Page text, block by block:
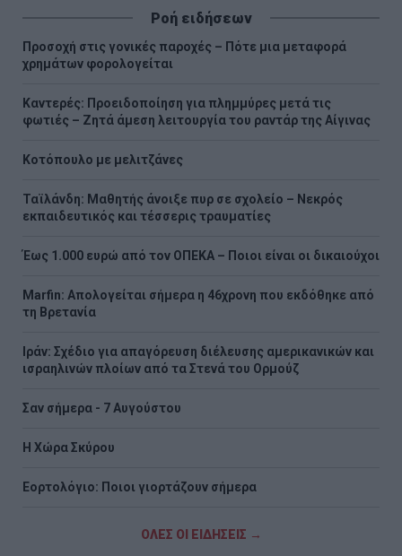
Ροή ειδήσεων
Προσοχή στις γονικές παροχές – Πότε μια μεταφορά
χρημάτων φορολογείται
Καντερές: Προειδοποίηση για πλημμύρες μετά τις
φωτιές – Ζητά άμεση λειτουργία του ραντάρ της Αίγινας
Κοτόπουλο με μελιτζάνες
Ταϊλάνδη: Μαθητής άνοιξε πυρ σε σχολείο – Νεκρός
εκπαιδευτικός και τέσσερις τραυματίες
Έως 1.000 ευρώ από τον ΟΠΕΚΑ – Ποιοι είναι οι δικαιούχοι
Marfin: Απολογείται σήμερα η 46χρονη που εκδόθηκε από
τη Βρετανία
Ιράν: Σχέδιο για απαγόρευση διέλευσης αμερικανικών και
ισραηλινών πλοίων από τα Στενά του Ορμούζ
Σαν σήμερα - 7 Αυγούστου
Η Χώρα Σκύρου
Εορτολόγιο: Ποιοι γιορτάζουν σήμερα
ΟΛΕΣ ΟΙ ΕΙΔΗΣΕΙΣ →